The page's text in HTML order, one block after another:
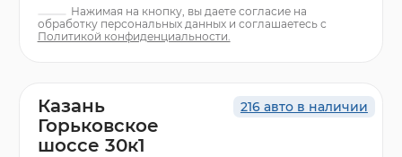
Нажимая на кнопку, вы даете согласие на
обработку персональных данных и соглашаетесь с
Политикой конфиденциальности.
216 авто в наличии
Казань
Горьковское
шоссе 30к1